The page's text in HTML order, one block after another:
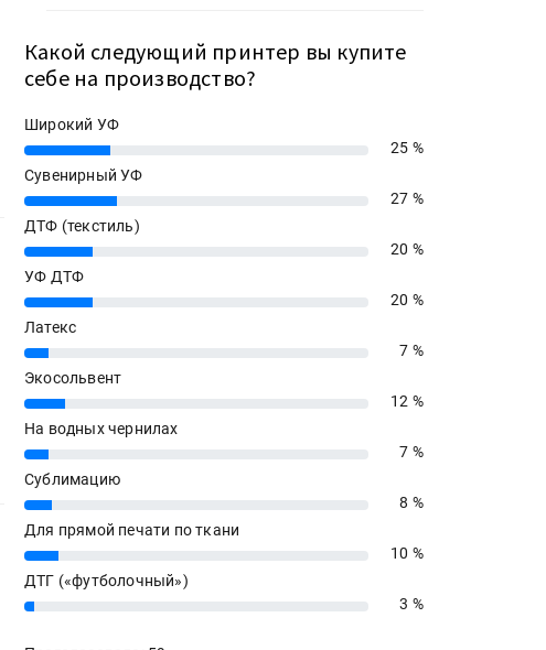
Какой следующий принтер вы купите
себе на производство?
Широкий УФ
25%
25 %
Сувенирный УФ
27%
27 %
ДТФ (текстиль)
20%
20 %
УФ ДТФ
20%
20 %
Латекс
7%
7 %
Экосольвент
12%
12 %
На водных чернилах
7%
7 %
Сублимацию
8%
8 %
Для прямой печати по ткани
10%
10 %
ДТГ («футболочный»)
3% 3 %